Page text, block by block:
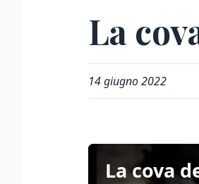
La
14 giugno 2022
La cova